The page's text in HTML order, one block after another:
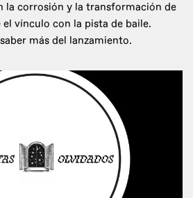
la corrosión y la transformación de
vínculo con la pista de baile.
más del lanzamiento.